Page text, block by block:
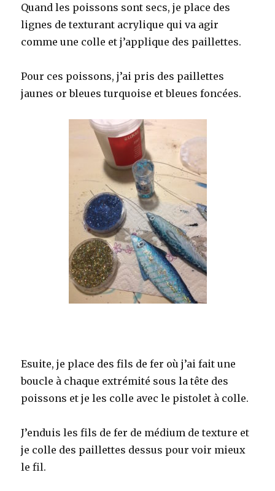
Quand les poissons sont secs, je place des
lignes de texturant acrylique qui va agir
comme une colle et j’applique des paillettes.
Pour ces poissons, j’ai pris des paillettes
jaunes or bleues turquoise et bleues foncées.
Esuite, je place des fils de fer où j’ai fait une
boucle à chaque extrémité sous la tête des
poissons et je les colle avec le pistolet à colle.
J’enduis les fils de fer de médium de texture et
je colle des paillettes dessus pour voir mieux
le fil.